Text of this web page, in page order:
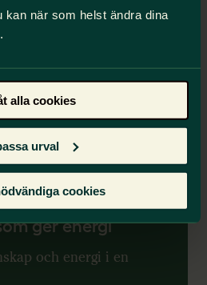
kan när som helst ändra dina
alla cookies
urval
cookies
410 kronor/år.
år.
ger energi
och energi i en